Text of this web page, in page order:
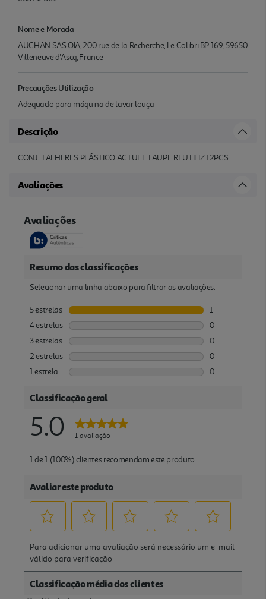
Nome e Morada
AUCHAN SAS OIA, 200 rue de la Recherche, Le Colibri BP 169, 59650
Villeneuve d'Ascq, France
Precauções Utilização
Adequado para máquina de lavar louça
Descrição
CONJ. TALHERES PLÁSTICO ACTUEL TAUPE REUTILIZ 12PCS
Avaliações